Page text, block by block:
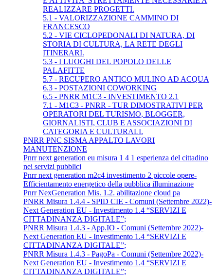
REALIZZARE PROGETTI.
5.1 - VALORIZZAZIONE CAMMINO DI
FRANCESCO
5.2 - VIE CICLOPEDONALI DI NATURA, DI
STORIA DI CULTURA, LA RETE DEGLI
ITINERARI.
5.3 - I LUOGHI DEL POPOLO DELLE
PALAFITTE
5.7 - RECUPERO ANTICO MULINO AD ACQUA
6.3 - POSTAZIONI COWORKING
6.5 - PNRR M1C3 - INVESTIMENTO 2.1
7.1 - M1C3 - PNRR - TUR DIMOSTRATIVI PER
OPERATORI DEL TURISMO, BLOGGER,
GIORNALISTI, CLUB E ASSOCIAZIONI DI
CATEGORIA E CULTURALI.
PNRR PNC SISMA APPALTO LAVORI
MANUTENZIONE
Pnrr next generation eu misura 1 4 1 esperienza del cittadino
nei servizi pubblici
Pnrr next generation m2c4 investimento 2 piccole opere-
Efficientamento energetico della pubblica illuminazione
Pnrr NexGeneration Mis. 1.2. abilitazione cloud pa
PNRR Misura 1.4.4 - SPID CIE - Comuni (Settembre 2022)-
Next Generation EU - Investimento 1.4 “SERVIZI E
CITTADINANZA DIGITALE”;
PNRR Misura 1.4.3 - App.IO - Comuni (Settembre 2022)-
Next Generation EU - Investimento 1.4 “SERVIZI E
CITTADINANZA DIGITALE”;
PNRR Misura 1.4.3 - PagoPa - Comuni (Settembre 2022)-
Next Generation EU - Investimento 1.4 “SERVIZI E
CITTADINANZA DIGITALE”;